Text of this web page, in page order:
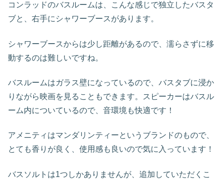
コンラッドのバスルームは、こんな感じで独立したバスタ
ブと、右手にシャワーブースがあります。
シャワーブースからは少し距離があるので、濡らさずに移
動するのは難しいですね。
バスルームはガラス壁になっているので、バスタブに浸か
りながら映画を見ることもできます。スピーカーはバスル
ーム内についているので、音環境も快適です！
アメニティはマンダリンティーというブランドのもので、
とても香りが良く、使用感も良いので気に入っています！
バスソルトは1つしかありませんが、追加していただくこ